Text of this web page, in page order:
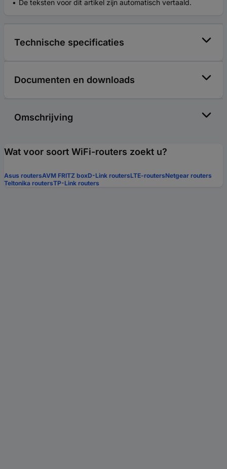
De teksten voor dit artikel zijn automatisch vertaald.
Technische specificaties
Documenten en downloads
Omschrijving
Wat voor soort WiFi-routers zoekt u?
Asus routersAVM FRITZ boxD-Link routersLTE-routersNetgear routers
Teltonika routersTP-Link routers